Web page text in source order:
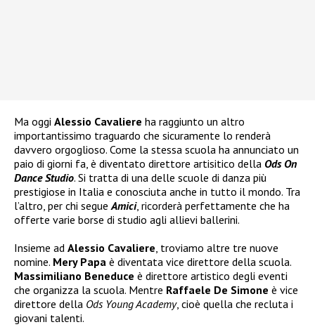
Ma oggi Alessio Cavaliere ha raggiunto un altro
importantissimo traguardo che sicuramente lo renderà
davvero orgoglioso. Come la stessa scuola ha annunciato un
paio di giorni fa, è diventato direttore artisitico della Ods On
Dance Studio. Si tratta di una delle scuole di danza più
prestigiose in Italia e conosciuta anche in tutto il mondo. Tra
l’altro, per chi segue Amici, ricorderà perfettamente che ha
offerte varie borse di studio agli allievi ballerini.
Insieme ad Alessio Cavaliere , troviamo altre tre nuove
nomine. Mery Papa è diventata vice direttore della scuola.
Massimiliano Beneduce è direttore artistico degli eventi
che organizza la scuola. Mentre Raffaele De Simone è vice
direttore della Ods Young Academy, cioè quella che recluta i
giovani talenti.